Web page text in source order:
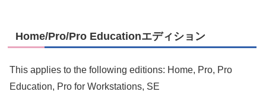
Home/Pro/Pro Educationエディション
This applies to the following editions: Home, Pro, Pro
Education, Pro for Workstations, SE